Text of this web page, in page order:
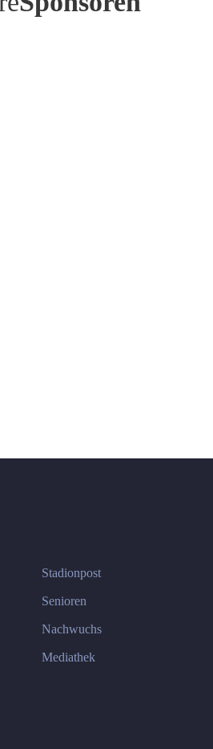
Stadionpost
Senioren
Nachwuchs
Mediathek